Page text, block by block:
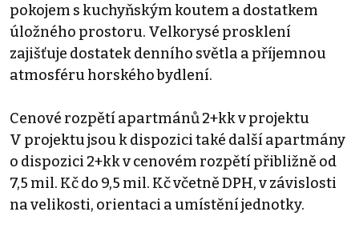
pokojem s kuchyňským koutem a dostatkem
úložného prostoru. Velkorysé prosklení
zajišťuje dostatek denního světla a příjemnou
atmosféru horského bydlení.
Cenové rozpětí apartmánů 2+kk v projektu
V projektu jsou k dispozici také další apartmány
o dispozici 2+kk v cenovém rozpětí přibližně od
7,5 mil. Kč do 9,5 mil. Kč včetně DPH, v závislosti
na velikosti, orientaci a umístění jednotky.